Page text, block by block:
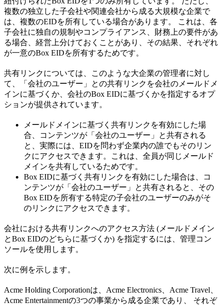
複数の独立した子会社や関連会社から成る大規模な企業で
は、複数のEIDを所有している場合があります。 これは、各
子会社に独自の規制やコンプライアンス、財務上の要件があ
る場合、経営上分けておくことがあり、その結果、それぞれ
が一意のBox EIDを所有するためです。
共有リンクについては、このような大企業の管理者に対し
て、「会社のユーザー」との共有リンクを会社のメールドメ
インに基づくか、会社のBox EIDに基づくかを指定するオプ
ションが提供されています。
メールドメインに基づく共有リンクを有効にした場
合、コンテンツが「会社のユーザー」と共有される
と、実際には、EIDを問わず企業内の誰でもそのリン
クにアクセスできます。これは、全員が同じメールド
メインを共有しているためです。
Box EIDに基づく共有リンクを有効にした場合は、コ
ンテンツが「会社のユーザー」と共有されると、その
Box EIDを所有する特定の子会社のユーザーのみがそ
のリンクにアクセスできます。
会社における共有リンクへのアクセス方法 (メールドメイン
とBox EIDのどちらに基づくか) を指定するには、管理コン
ソールを使用します。
次に例を示します。
Acme Holding Corporationは、Acme Electronics、Acme Travel、
Acme Entertainmentの3つの事業から成る企業であり、 それぞ